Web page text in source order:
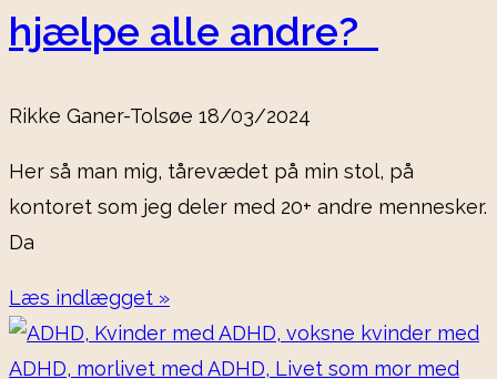
hjælpe alle andre?
Rikke Ganer-Tolsøe 18/03/2024
Her så man mig, tårevædet på min stol, på
kontoret som jeg deler med 20+ andre mennesker.
Da
Læs indlægget »